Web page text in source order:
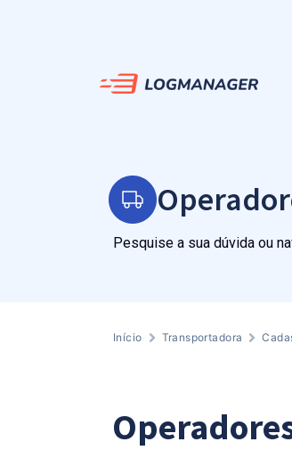
Pesquise a sua dúvida ou
Início Transportadora